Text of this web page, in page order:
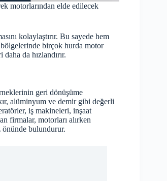
motorlarından elde edilecek
kolaylaştırır. Bu sayede hem
bölgelerinde birçok hurda motor
da hızlandırır.
geri dönüşüme
alüminyum ve demir gibi değerli
iş makineleri, inşaat
firmalar, motorları alırken
bulundurur.